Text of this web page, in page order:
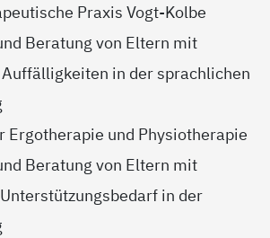
Praxis Vogt-Kolbe
Beratung von Eltern mit
in der sprachlichen
Ergotherapie und Physiotherapie
Beratung von Eltern mit
in der